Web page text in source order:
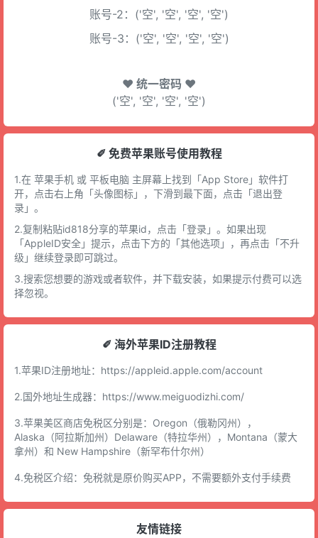
账号-2：('空', '空', '空', '空')
账号-3：('空', '空', '空', '空')
♥ 统一密码 ♥
('空', '空', '空', '空')
✐ 免费苹果账号使用教程
1.在 苹果手机 或 平板电脑 主屏幕上找到「App Store」软件打
开，点击右上角「头像图标」，下滑到最下面，点击「退出登
录」。
2.复制粘贴id818分享的苹果id，点击「登录」。如果出现
「AppleID安全」提示，点击下方的「其他选项」，再点击「不升
级」继续登录即可跳过。
3.搜索您想要的游戏或者软件，并下载安装，如果提示付费可以选
择忽视。
✐ 海外苹果ID注册教程
1.苹果ID注册地址： https://appleid.apple.com/account
2.国外地址生成器： https://www.meiguodizhi.com/
3.苹果美区商店免税区分别是：Oregon（俄勒冈州），
Alaska（阿拉斯加州）Delaware（特拉华州），Montana（蒙大
拿州）和 New Hampshire（新罕布什尔州）
4.免税区介绍：免税就是原价购买APP，不需要额外支付手续费
友情链接